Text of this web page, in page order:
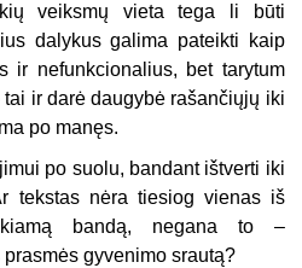
veiksmų vieta tega li būti
dalykus galima pateikti kaip
ir nefunkcionalius, bet tarytum
ir darė daugybė rašančiųjų iki
po manęs.
po suolu, bandant ištverti iki
tekstas nėra tiesiog vienas iš
bandą, negana to –
gyvenimo srautą?